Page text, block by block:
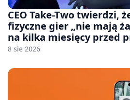
CEO Take-Two twierdzi,
fizyczne gier „nie mają
na kilka miesięcy przed
8 sie 2026